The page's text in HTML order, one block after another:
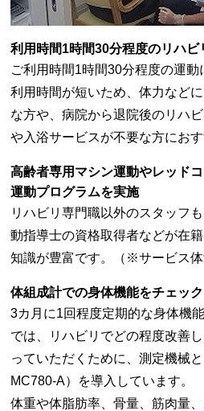
利用時間1時間30分程度のリハ
ご利用時間1時間30分程度の運動
利用時間が短いため、体力など
な方や、病院から退院後のリハ
や入浴サービスが不要な方におす
高齢者専用マシン運動やレッド
運動プログラムを実施
リハビリ専門職以外のスタッフ
動指導士の資格取得者などが在
知識が豊富です。（※サービス体
体組成計での身体機能をチェック
3カ月に1回程度定期的な身体機
では、リハビリでどの程度改善
っていただくために、測定機械
MC780-A）を導入しています。
体重や体脂肪率、骨量、筋肉量